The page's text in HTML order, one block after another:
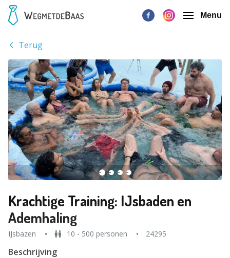
Menu
Terug
Krachtige Training: IJsbaden en
Ademhaling
IJsbazen 10 - 500 personen 24295
Beschrijving